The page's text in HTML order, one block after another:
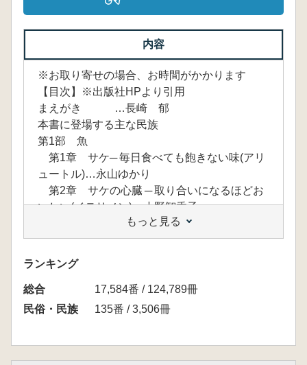
内容
※お取り寄せの場合、お時間がかかります
【目次】※出版社HPより引用
まえがき …長崎 郁
本書に登場する主な民族
第1部 魚
第1章 サケ─ 毎日食べても飽きない味(アリ
ュートル)…永山ゆかり
第2章 サケの心臓 ─ 取り合いになるほどお
いしい(イテリメン)…小野智香子
第3章 熱い燻製(ユカギール、セリクープ)
…長崎 郁
第4章 干し魚─ ニヴフ人の幸せの象徴(ニヴ
フ)…丹菊逸治
第5章 魚の王国アムール河(ナーナイ、ウル
チャ)…風間伸次郎
もっと見る
ランキング
総合
17,584番 / 124,789冊
民俗・民族
135番 / 3,506冊